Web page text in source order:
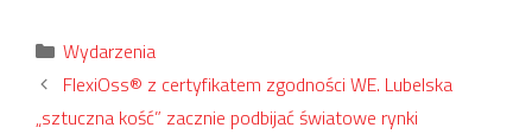
Kategorie
Wydarzenia
FlexiOss® z certyfikatem zgodności WE. Lubelska
„sztuczna kość” zacznie podbijać światowe rynki